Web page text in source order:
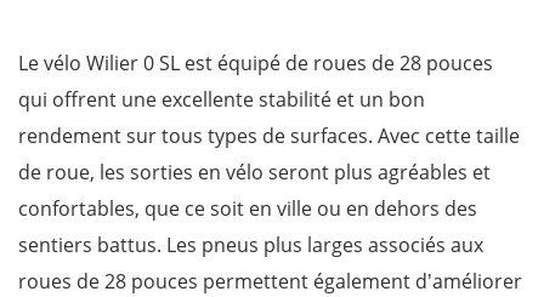
Le vélo Wilier 0 SL est équipé de roues de 28 pouces
qui offrent une excellente stabilité et un bon
rendement sur tous types de surfaces. Avec cette taille
de roue, les sorties en vélo seront plus agréables et
confortables, que ce soit en ville ou en dehors des
sentiers battus. Les pneus plus larges associés aux
roues de 28 pouces permettent également d'améliorer